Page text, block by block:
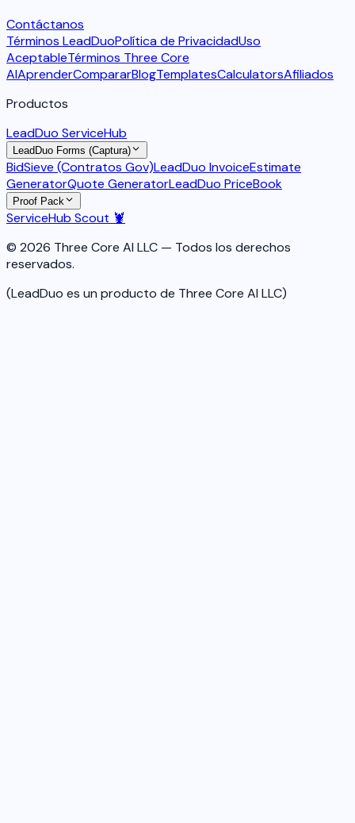
Contáctanos
Términos LeadDuoPolítica de PrivacidadUso
AceptableTérminos Three Core
AIAprenderCompararBlogTemplatesCalculatorsAfiliados
Productos
LeadDuo ServiceHub
LeadDuo Forms (Captura)
BidSieve (Contratos Gov)LeadDuo InvoiceEstimate
GeneratorQuote GeneratorLeadDuo PriceBook
Proof Pack
ServiceHub Scout 🦞
© 2026 Three Core AI LLC — Todos los derechos
reservados.
(LeadDuo es un producto de Three Core AI LLC)